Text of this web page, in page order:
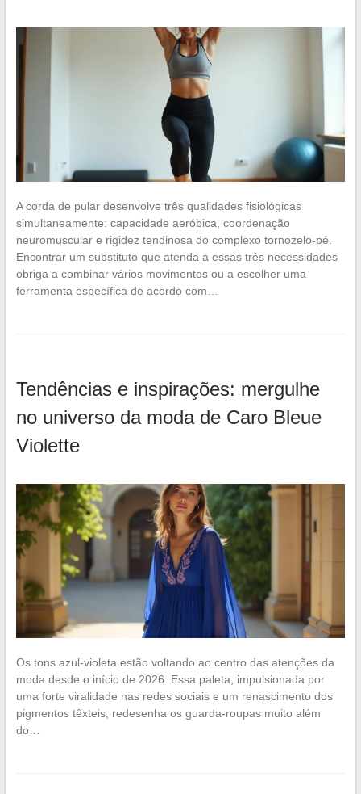
A corda de pular desenvolve três qualidades fisiológicas
simultaneamente: capacidade aeróbica, coordenação
neuromuscular e rigidez tendinosa do complexo tornozelo-pé.
Encontrar um substituto que atenda a essas três necessidades
obriga a combinar vários movimentos ou a escolher uma
ferramenta específica de acordo com…
Tendências e inspirações: mergulhe
no universo da moda de Caro Bleue
Violette
Os tons azul-violeta estão voltando ao centro das atenções da
moda desde o início de 2026. Essa paleta, impulsionada por
uma forte viralidade nas redes sociais e um renascimento dos
pigmentos têxteis, redesenha os guarda-roupas muito além
do…